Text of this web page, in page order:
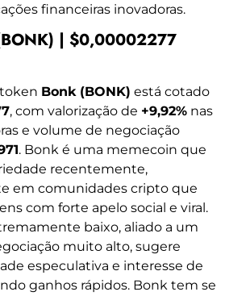
financeiras inovadoras.
| $0,00002277
Bonk (BONK) está cotado
, com valorização de +9,92% nas
e volume de negociação
. Bonk é uma memecoin que
recentemente,
em comunidades cripto que
com forte apelo social e viral.
baixo, aliado a um
muito alto, sugere
especulativa e interesse de
ganhos rápidos. Bonk tem se